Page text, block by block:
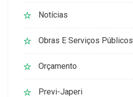
Notícias
Obras E Serviços Públicos
Orçamento
Previ-Japeri